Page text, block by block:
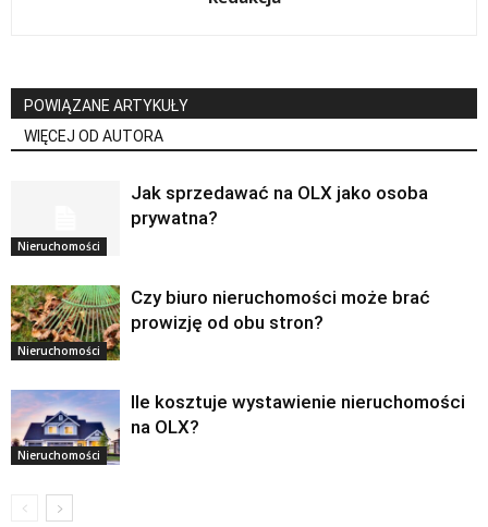
POWIĄZANE ARTYKUŁY
WIĘCEJ OD AUTORA
Nieruchomości
Jak sprzedawać na OLX jako osoba
prywatna?
Nieruchomości
Czy biuro nieruchomości może brać
prowizję od obu stron?
Nieruchomości
Ile kosztuje wystawienie nieruchomości
na OLX?